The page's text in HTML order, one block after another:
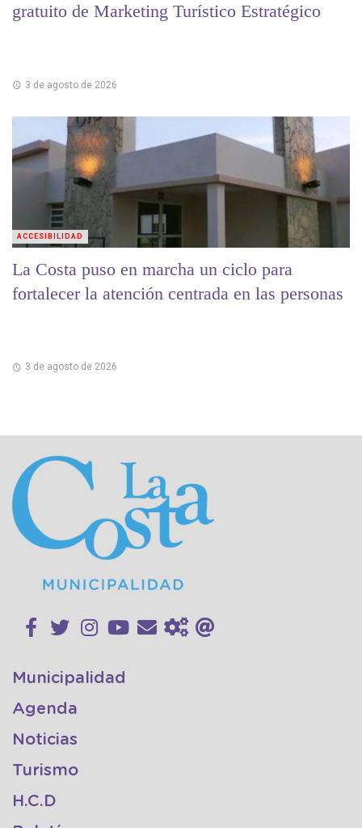
gratuito de Marketing Turístico Estratégico
3 de agosto de 2026
La Costa puso en marcha un ciclo para
fortalecer la atención centrada en las personas
3 de agosto de 2026
ACCESIBILIDAD
Municipalidad
Agenda
Noticias
Turismo
H.C.D